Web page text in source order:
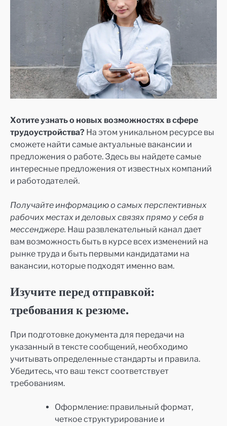
Хотите узнать о новых возможностях в сфере
трудоустройства? На этом уникальном ресурсе вы
сможете найти самые актуальные вакансии и
предложения о работе. Здесь вы найдете самые
интересные предложения от известных компаний
и работодателей.
Получайте информацию о самых перспективных
рабочих местах и деловых связях прямо у себя в
мессенджере. Наш развлекательный канал дает
вам возможность быть в курсе всех изменений на
рынке труда и быть первыми кандидатами на
вакансии, которые подходят именно вам.
Изучите перед отправкой:
требования к резюме.
При подготовке документа для передачи на
указанный в тексте сообщений, необходимо
учитывать определенные стандарты и правила.
Убедитесь, что ваш текст соответствует
требованиям.
Оформление: правильный формат,
четкое структурирование и